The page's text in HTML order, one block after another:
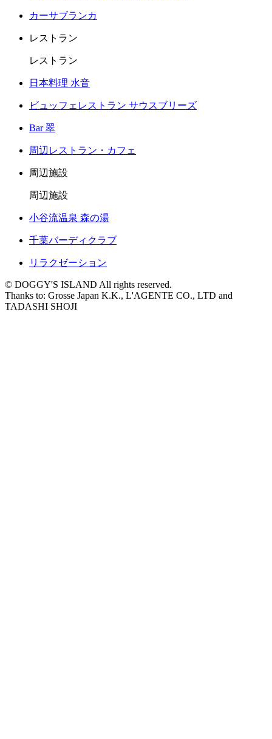
カーサブランカ
レストラン
レストラン
日本料理 水音
ビュッフェレストラン サウスブリーズ
Bar 翠
周辺レストラン・カフェ
周辺施設
周辺施設
小谷流温泉 森の湯
千葉バーディクラブ
リラクゼーション
© DOGGY'S ISLAND All rights reserved.
Thanks to: Grosse Japan K.K., L'AGENTE CO., LTD and
TADASHI SHOJI